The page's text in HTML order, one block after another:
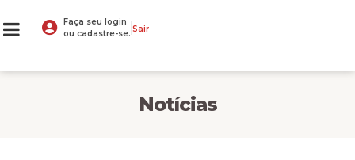
Faça seu login
ou cadastre-se. Sair
Notícias